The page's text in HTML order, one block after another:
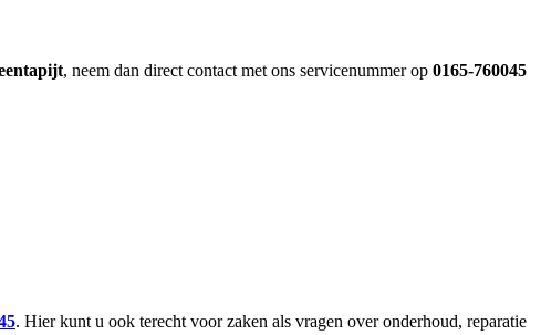
, neem dan direct contact met ons servicenummer op 0165-760045
. Hier kunt u ook terecht voor zaken als vragen over onderhoud, reparatie